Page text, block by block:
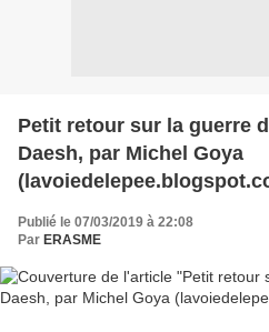
Petit retour sur la guerre
Daesh, par Michel Goya
Publié le 07/03/2019 à 22:08
Par ERASME